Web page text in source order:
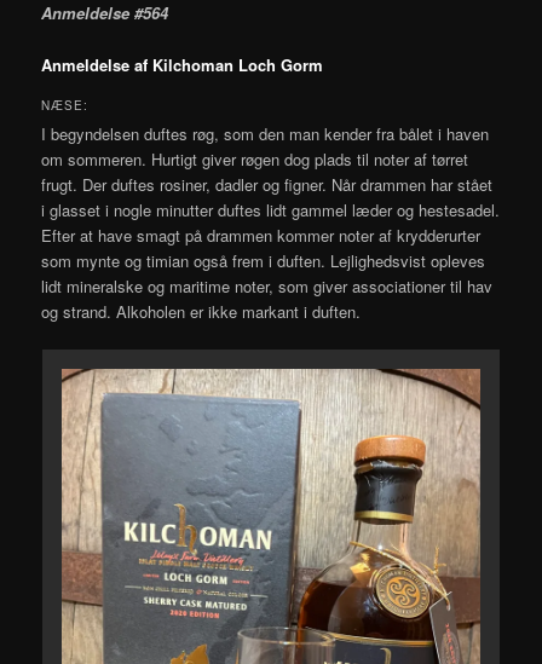
Anmeldelse #564
Anmeldelse af Kilchoman Loch Gorm
NÆSE:
I begyndelsen duftes røg, som den man kender fra bålet i haven
om sommeren. Hurtigt giver røgen dog plads til noter af tørret
frugt. Der duftes rosiner, dadler og figner. Når drammen har stået
i glasset i nogle minutter duftes lidt gammel læder og hestesadel.
Efter at have smagt på drammen kommer noter af krydderurter
som mynte og timian også frem i duften. Lejlighedsvist opleves
lidt mineralske og maritime noter, som giver associationer til hav
og strand. Alkoholen er ikke markant i duften.